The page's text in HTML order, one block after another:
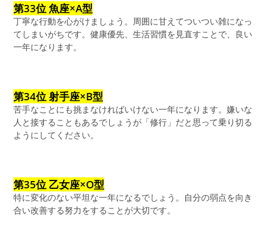
第33位 魚座×A型
丁寧な行動を心がけましょう。周囲に甘えてついつい雑になっ
てしまいがちです。健康優先、生活習慣を見直すことで、良い
一年になります。
第34位 射手座×B型
苦手なことにも挑まなければいけない一年になります。嫌いな
人と接することもあるでしょうが「修行」だと思って乗り切る
ようにしてください。
第35位 乙女座×O型
特に変化のない平坦な一年になるでしょう。自分の弱点を向き
合い改善する努力をすることが大切です。